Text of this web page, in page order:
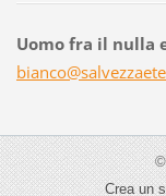
Uomo fra il nulla
bianco@salvezzae
©
Crea un